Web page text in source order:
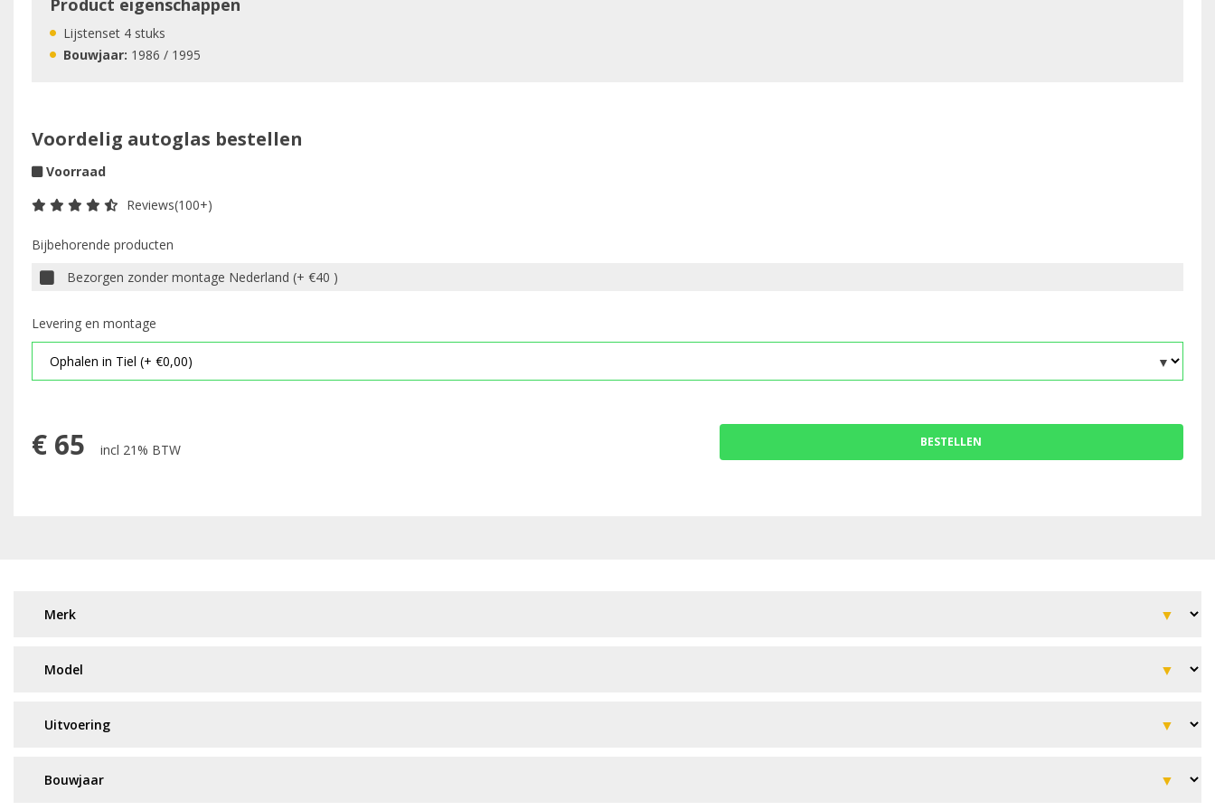
Product eigenschappen
Lijstenset 4 stuks
Bouwjaar: 1986 / 1995
Voordelig autoglas bestellen
Voorraad
Reviews(100+)
Bijbehorende producten
Bezorgen zonder montage Nederland (+ €40 )
Levering en montage
€ 65 incl 21% BTW BESTELLEN